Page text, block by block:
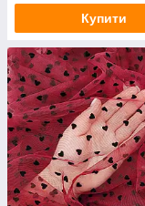
Купити